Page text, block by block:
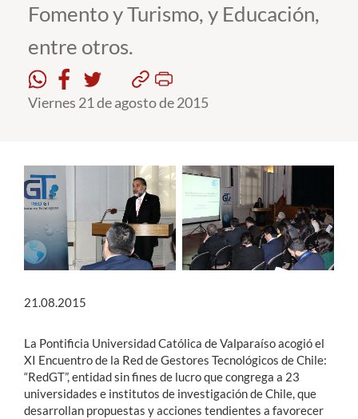
Alumni
English
Fomento y Turismo, y Educación,
entre otros.
Viernes 21 de agosto de 2015
21.08.2015
La Pontificia Universidad Católica de Valparaíso acogió el
XI Encuentro de la Red de Gestores Tecnológicos de Chile:
“RedGT”, entidad sin fines de lucro que congrega a 23
universidades e institutos de investigación de Chile, que
desarrollan propuestas y acciones tendientes a favorecer